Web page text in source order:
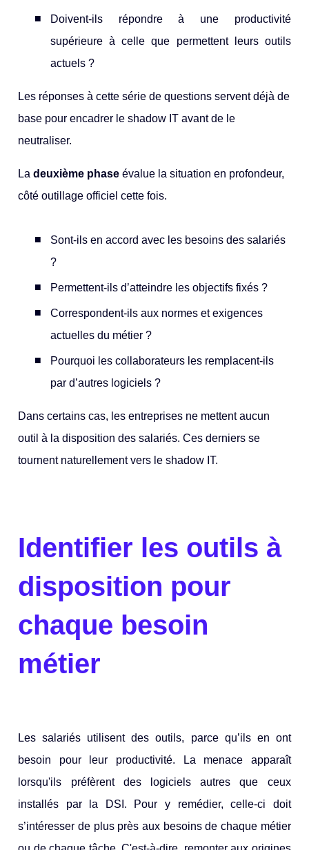
Doivent-ils répondre à une productivité
supérieure à celle que permettent leurs outils
actuels ?
Les réponses à cette série de questions servent déjà de
base pour encadrer le shadow IT avant de le
neutraliser.
Ladeuxième phase évalue la situation en profondeur,
côté outillage officiel cette fois.
Sont-ils en accord avec les besoins des salariés
?
Permettent-ils d’atteindre les objectifs fixés ?
Correspondent-ils aux normes et exigences
actuelles du métier ?
Pourquoi les collaborateurs les remplacent-ils
par d’autres logiciels ?
Dans certains cas, les entreprises ne mettent aucun
outil à la disposition des salariés. Ces derniers se
tournent naturellement vers le shadow IT.
Identifier les outils à
disposition pour
chaque besoin
métier
Les salariés utilisent des outils, parce qu’ils en ont
besoin pour leur productivité. La menace apparaît
lorsqu'ils préfèrent des logiciels autres que ceux
installés par la DSI. Pour y remédier, celle-ci doit
s’intéresser de plus près aux besoins de chaque métier